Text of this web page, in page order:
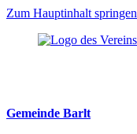
Zum Hauptinhalt springen
Gemeinde Barlt